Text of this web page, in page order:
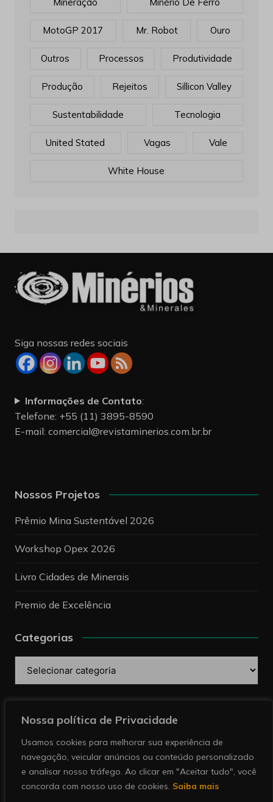
Nossa política de Privacidade
Usamos cookies para melhorar sua experiência de
navegação, veicular anúncios ou conteúdo personalizado
e analisar nosso tráfego. Ao clicar em "Aceitar tudo", você
concorda com nosso uso de cookies. Saiba mais
MotoGP 2017 Mr. Robot Ouro
Outros Processos Produtividade
Produção Rejeitos Sillicon Valley
Sustentabilidade Tecnologia
United Stated Vagas Vale
White House
Siga nossas redes sociais
Informações de Contato:
Telefone: +55 (11) 3895-8590
E-mail: comercial@revistaminerios.com.br.br
Nossos Projetos
Prêmio Mina Sustentável 2026
Workshop Opex 2026
Livro Cidades de Minerais
Premio de Excelência
Categorias